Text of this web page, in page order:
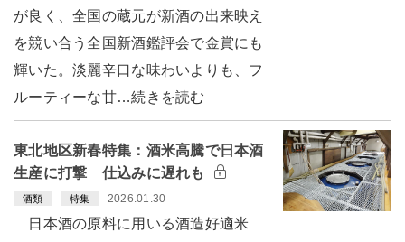
が良く、全国の蔵元が新酒の出来映え
を競い合う全国新酒鑑評会で金賞にも
輝いた。淡麗辛口な味わいよりも、フ
ルーティーな甘…続きを読む
東北地区新春特集：酒米高騰で日本酒
生産に打撃 仕込みに遅れも
酒類 特集 2026.01.30
日本酒の原料に用いる酒造好適米